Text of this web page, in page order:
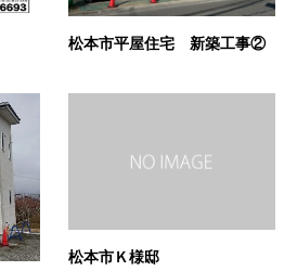
松本市平屋住宅 新築工事②
松本市Ｋ様邸